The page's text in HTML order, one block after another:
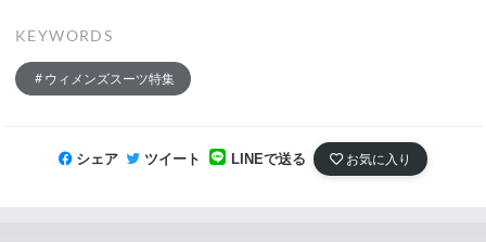
KEYWORDS
ウィメンズスーツ特集
シェア ツイート LINEで送る お気に入り